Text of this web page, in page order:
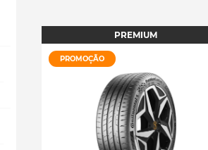
PREMIUM
PROMOÇÃO